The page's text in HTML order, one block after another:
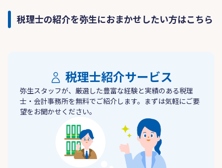
税理士の紹介を弥生におまかせしたい方はこちら
税理士紹介サービス
弥生スタッフが、厳選した豊富な経験と実績のある税理
士・会計事務所を無料でご紹介します。まずは気軽にご要
望をお聞かせください。